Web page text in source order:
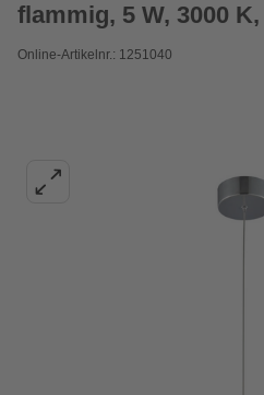
flammig, 5 W, 3000
Online-Artikelnr.: 1251040